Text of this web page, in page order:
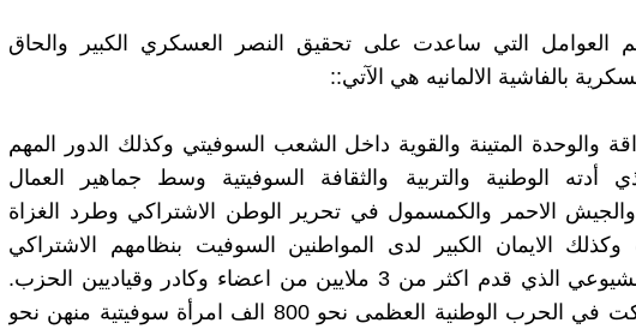
العوامل التي ساعدت على تحقيق النصر العسكري الكبير والحاق
بالفاشية الالمانيه هي الآتي::
والوحدة المتينة والقوية داخل الشعب السوفيتي وكذلك الدور المهم
أدته الوطنية والتربية والثقافة السوفيتية وسط جماهير العمال
والجيش الاحمر والكمسمول في تحرير الوطن الاشتراكي وطرد الغزاة
وكذلك الايمان الكبير لدى المواطنين السوفيت بنظامهم الاشتراكي
وبحزبهم الشيوعي الذي قدم اكثر من 3 ملايين من اعضاء وكادر وقياديين الحزب.
بدليل شاركت في الحرب الوطنية العظمى نحو 800 الف امرأة سوفيتية منهن نحو